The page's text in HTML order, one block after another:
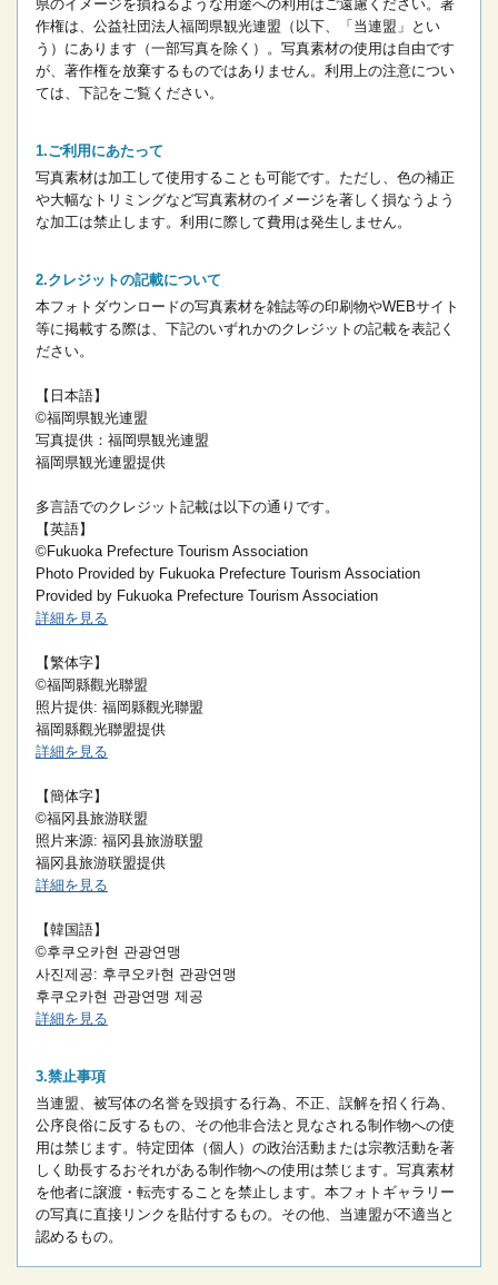
県のイメージを損ねるような用途への利用はご遠慮ください。 著
作権は、公益社団法人福岡県観光連盟（以下、「当連盟」とい
う）にあります（一部写真を除く）。写真素材の使用は自由です
が、著作権を放棄するものではありません。 利用上の注意につい
ては、下記をご覧ください。
ご利用にあたって
写真素材は加工して使用することも可能です。ただし、色の補正
や大幅なトリミングなど写真素材のイメージを著しく損なうよう
な加工は禁止します。 利用に際して費用は発生しません。
クレジットの記載について
本フォトダウンロードの写真素材を雑誌等の印刷物やWEBサイト
等に掲載する際は、下記のいずれかのクレジットの記載を表記く
ださい。
【日本語】
©福岡県観光連盟
写真提供：福岡県観光連盟
福岡県観光連盟提供
多言語でのクレジット記載は以下の通りです。
【英語】
©Fukuoka Prefecture Tourism Association
Photo Provided by Fukuoka Prefecture Tourism Association
Provided by Fukuoka Prefecture Tourism Association
詳細を見る
【繁体字】
©福岡縣觀光聯盟
照片提供: 福岡縣觀光聯盟
福岡縣觀光聯盟提供
詳細を見る
【簡体字】
©福冈县旅游联盟
照片来源: 福冈县旅游联盟
福冈县旅游联盟提供
詳細を見る
【韓国語】
©후쿠오카현 관광연맹
사진제공: 후쿠오카현 관광연맹
후쿠오카현 관광연맹 제공
詳細を見る
禁止事項
当連盟、被写体の名誉を毀損する行為、不正、誤解を招く行為、
公序良俗に反するもの、その他非合法と見なされる制作物への使
用は禁じます。 特定団体（個人）の政治活動または宗教活動を著
しく助長するおそれがある制作物への使用は禁じます。 写真素材
を他者に譲渡・転売することを禁止します。 本フォトギャラリー
の写真に直接リンクを貼付するもの。 その他、当連盟が不適当と
認めるもの。